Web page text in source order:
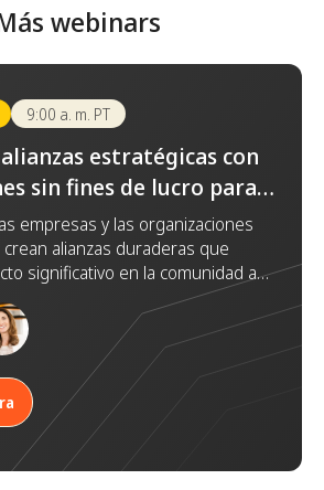
webinars
9:00 a. m. PT
estratégicas con
sin fines de lucro para
duradero
empresas y las organizaciones
alianzas duraderas que
significativo en la comunidad a
la colaboración y objetivos